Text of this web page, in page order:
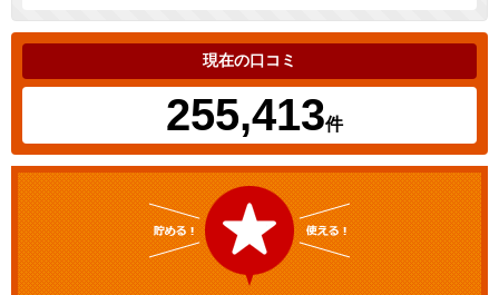
現在の口コミ
255,413件